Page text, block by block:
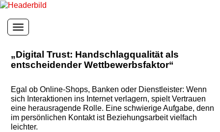
Toggle navigation
„Digital Trust: Handschlagqualität als
entscheidender Wettbewerbsfaktor“
Egal ob Online-Shops, Banken oder Dienstleister: Wenn
sich Interaktionen ins Internet verlagern, spielt Vertrauen
eine herausragende Rolle. Eine schwierige Aufgabe, denn
im persönlichen Kontakt ist Beziehungsarbeit vielfach
leichter.